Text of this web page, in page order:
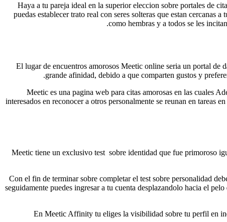
Haya a tu pareja ideal en la superior eleccion sobre portales de
puedas establecer trato real con seres solteras que estan
como hembras y a todos se les
El lugar de encuentros amorosos Meetic online seri­a un portal de
grande afinidad, debido a que comparten gustos y
Meetic es una pagina web para citas amorosas en las cuales
interesados en reconocer a otros personalmente se reunan en tareas
Meetic tiene un exclusivo test sobre identidad que fue primoroso
Con el fin de terminar sobre completar el test sobre personalidad
seguidamente puedes ingresar a tu cuenta desplazandolo hacia el
En Meetic Affinity tu eliges la visibilidad sobre tu perfil en